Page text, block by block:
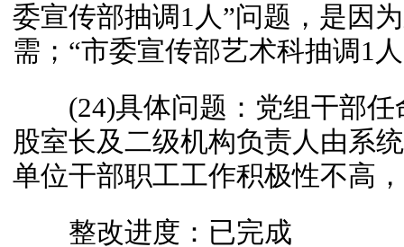
委宣传部抽调1人”问题，是因
需；“市委宣传部艺术科抽调1
(24)具体问题：党组干部任
股室长及二级机构负责人由系
单位干部职工工作积极性不高
整改进度：已完成